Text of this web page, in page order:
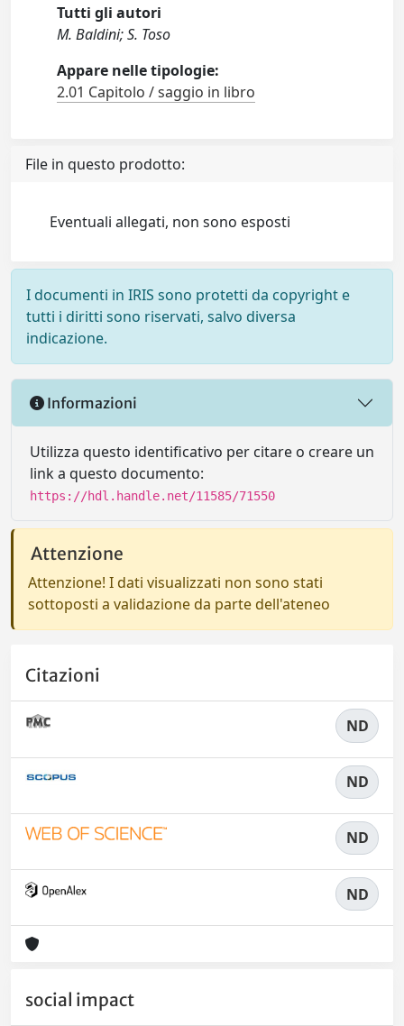
Tutti gli autori
M. Baldini; S. Toso
Appare nelle tipologie:
2.01 Capitolo / saggio in libro
File in questo prodotto:
Eventuali allegati, non sono esposti
I documenti in IRIS sono protetti da copyright e
tutti i diritti sono riservati, salvo diversa
indicazione.
Informazioni
Utilizza questo identificativo per citare o creare un
link a questo documento:
https://hdl.handle.net/11585/71550
Attenzione
Attenzione! I dati visualizzati non sono stati
sottoposti a validazione da parte dell'ateneo
Citazioni
ND
ND
ND
ND
social impact